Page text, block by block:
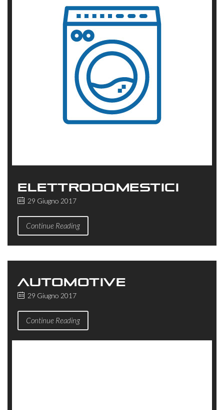
ELETTRODOMESTICI
29 Giugno 2017
Continue Reading
AUTOMOTIVE
29 Giugno 2017
Continue Reading